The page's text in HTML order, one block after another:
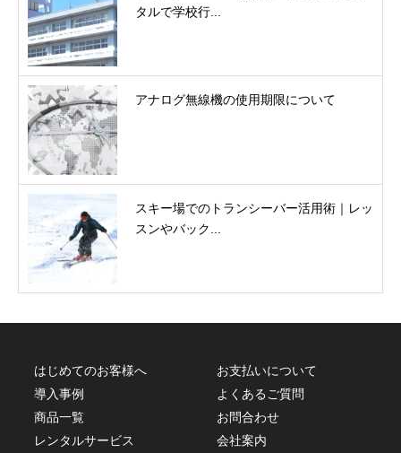
タルで学校行...
アナログ無線機の使用期限について
スキー場でのトランシーバー活用術｜レッ
スンやバック...
はじめてのお客様へ
導入事例
商品一覧
レンタルサービス
お支払いについて
よくあるご質問
お問合わせ
会社案内